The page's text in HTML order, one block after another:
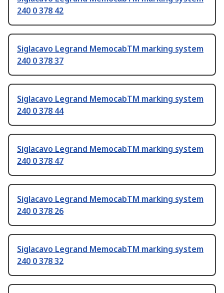
240 0 378 42
Siglacavo Legrand MemocabTM marking system
240 0 378 37
Siglacavo Legrand MemocabTM marking system
240 0 378 44
Siglacavo Legrand MemocabTM marking system
240 0 378 47
Siglacavo Legrand MemocabTM marking system
240 0 378 26
Siglacavo Legrand MemocabTM marking system
240 0 378 32